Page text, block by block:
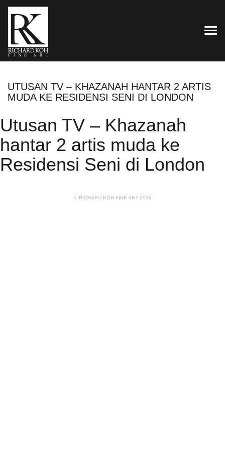
UTUSAN TV – KHAZANAH HANTAR 2 ARTIS
MUDA KE RESIDENSI SENI DI LONDON
Utusan TV – Khazanah
hantar 2 artis muda ke
Residensi Seni di London
© RICHARD KOH FINE ART 2026